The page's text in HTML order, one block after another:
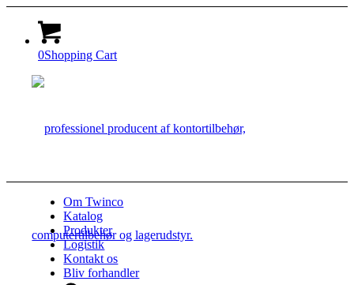
0Shopping Cart
Om Twinco
Katalog
Produkter
Logistik
Kontakt os
Bliv forhandler